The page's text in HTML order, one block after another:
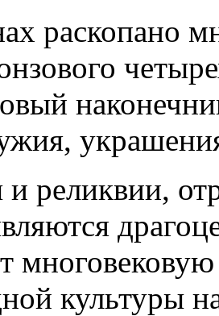
раскопано
реликвии,
культуры